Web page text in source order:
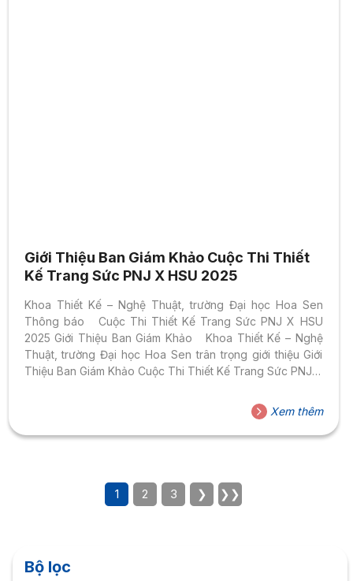
Giới Thiệu Ban Giám Khảo Cuộc Thi Thiết
Kế Trang Sức PNJ X HSU 2025
Khoa Thiết Kế – Nghệ Thuật, trường Đại học Hoa Sen
Thông báo Cuộc Thi Thiết Kế Trang Sức PNJ X HSU
2025 Giới Thiệu Ban Giám Khảo Khoa Thiết Kế – Nghệ
Thuật, trường Đại học Hoa Sen trân trọng giới thiệu Giới
Thiệu Ban Giám Khảo Cuộc Thi Thiết Kế Trang Sức PNJ X
Xem thêm
1 2 3 ❯ ❯❯
Bộ lọc